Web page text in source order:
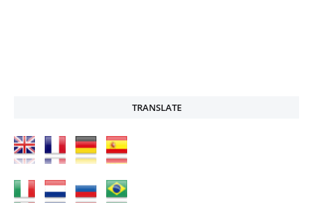
TRANSLATE